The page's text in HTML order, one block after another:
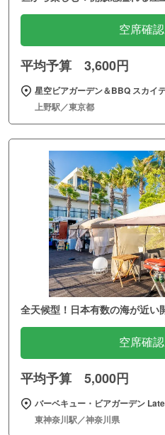
空席確
平均予算 3,600円
星空ビアガーデン＆BBQ スカ
上野駅／東京都
全天候型！日本有数の海が近い
空席確
平均予算 5,000円
バーベキュー・ビアガーデン
東神奈川駅／神奈川県